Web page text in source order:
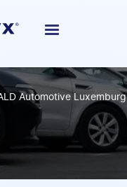
Automotive Luxemburg